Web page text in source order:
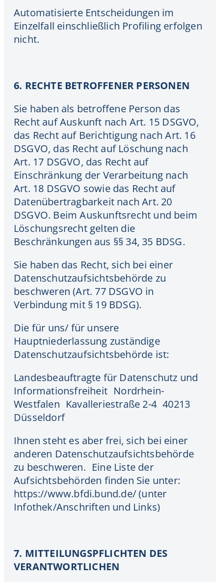
Automatisierte Entscheidungen im
Einzelfall einschließlich Profiling erfolgen
nicht.
6. RECHTE BETROFFENER PERSONEN
Sie haben als betroffene Person das
Recht auf Auskunft nach Art. 15 DSGVO,
das Recht auf Berichtigung nach Art. 16
DSGVO, das Recht auf Löschung nach
Art. 17 DSGVO, das Recht auf
Einschränkung der Verarbeitung nach
Art. 18 DSGVO sowie das Recht auf
Datenübertragbarkeit nach Art. 20
DSGVO. Beim Auskunftsrecht und beim
Löschungsrecht gelten die
Beschränkungen aus §§ 34, 35 BDSG.
Sie haben das Recht, sich bei einer
Datenschutzaufsichtsbehörde zu
beschweren (Art. 77 DSGVO in
Verbindung mit § 19 BDSG).
Die für uns/ für unsere
Hauptniederlassung zuständige
Datenschutzaufsichtsbehörde ist:
Landesbeauftragte für Datenschutz und
Informationsfreiheit Nordrhein-
Westfalen Kavalleriestraße 2-4 40213
Düsseldorf
Ihnen steht es aber frei, sich bei einer
anderen Datenschutzaufsichtsbehörde
zu beschweren. Eine Liste der
Aufsichtsbehörden finden Sie unter:
https://www.bfdi.bund.de/ (unter
Infothek/Anschriften und Links)
7. MITTEILUNGSPFLICHTEN DES
VERANTWORTLICHEN